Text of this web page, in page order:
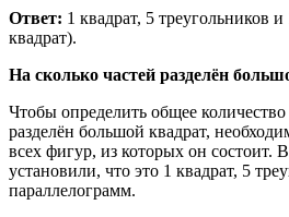
Ответ: 1 квадрат, 5 треугольников
квадрат).
На сколько частей разделён
Чтобы определить общее
разделён большой квадрат,
всех фигур, из которых он
установили, что это 1 квадрат, 5
параллелограмм.